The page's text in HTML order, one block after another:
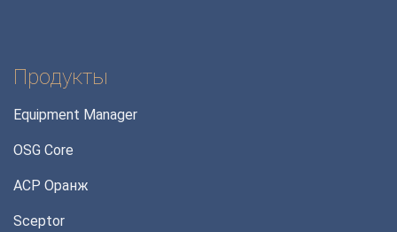
Продукты
Equipment Manager
OSG Core
АСР Оранж
Sceptor